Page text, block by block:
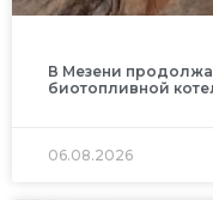
В Мезени
биотопливной
06.08.2026